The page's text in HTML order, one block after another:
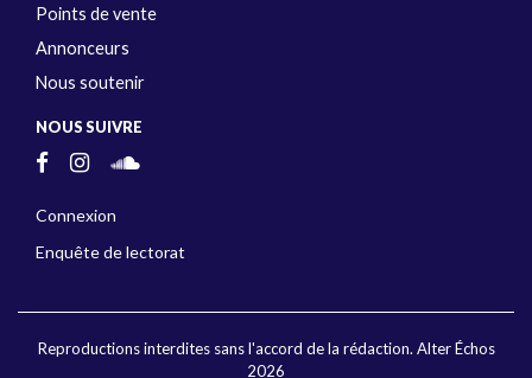
Points de vente
Annonceurs
Nous soutenir
NOUS SUIVRE
Connexion
Enquête de lectorat
Reproductions interdites sans l'accord de la rédaction. Alter Échos
2026